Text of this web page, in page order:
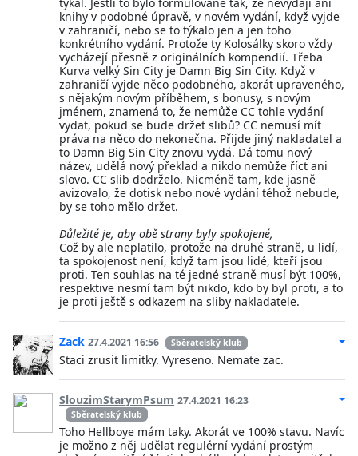
týkal. Jestli to bylo formulované tak, že nevydají ani
knihy v podobné úpravě, v novém vydání, když vyjde
v zahraničí, nebo se to týkalo jen a jen toho
konkrétního vydání. Protože ty Kolosálky skoro vždy
vycházejí přesně z originálních kompendií. Třeba
Kurva velký Sin City je Damn Big Sin City. Když v
zahraničí vyjde něco podobného, akorát upraveného,
s nějakým novým příběhem, s bonusy, s novým
jménem, znamená to, že nemůže CC tohle vydání
vydat, pokud se bude držet slibů? CC nemusí mít
práva na něco do nekonečna. Přijde jiný nakladatel a
to Damn Big Sin City znovu vydá. Dá tomu nový
název, udělá nový překlad a nikdo nemůže říct ani
slovo. CC slib dodrželo. Nicméně tam, kde jasně
avizovalo, že dotisk nebo nové vydání téhož nebude,
by se toho mělo držet.
Důležité je, aby obě strany byly spokojené,
Což by ale neplatilo, protože na druhé straně, u lidí,
ta spokojenost není, když tam jsou lidé, kteří jsou
proti. Ten souhlas na té jedné straně musí být 100%,
respektive nesmí tam být nikdo, kdo by byl proti, a to
je proti ještě s odkazem na sliby nakladatele.
Zack 27.4.2021 16:56 Sběratelský klub
Staci zrusit limitky. Vyreseno. Nemate zac.
SlouzimStarymPsum 27.4.2021 16:23
Sběratelský klub
Toho Hellboye mám taky. Akorát ve 100% stavu. Navíc
je možno z něj udělat regulérní vydání prostým